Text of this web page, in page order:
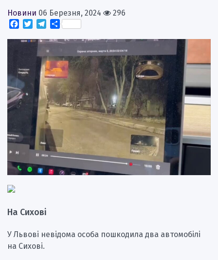
Новини 06 Березня, 2024
296
Facebook
TwitterTelegram
Поділитися
На Сихові
У Львові невідома особа пошкодила два автомобілі
на Сихові.